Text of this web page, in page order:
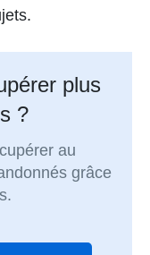
plus
?
au
grâce